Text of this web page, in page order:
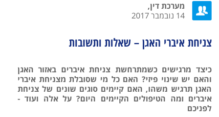
מערכת דין,
14 נובמבר 2017
צניחת איברי האגן – שאלות ותשובות
כיצד מרגישים כשמתרחשת צניחת איברים באזור האגן
והאם יש שינוי פיזי? האם כל מי שסובלת מצניחת איברי
האגן תרגיש משהו, האם קיימים סוגים שונים של צניחת
איברים ומה הטיפולים הקיימים היום? על אלה ועוד -
לפניכם